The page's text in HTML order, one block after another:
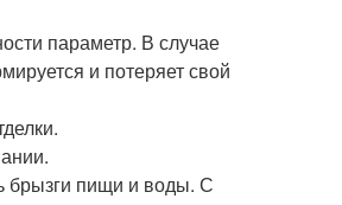
параметр. В случае
и потеряет свой
брызги пищи и воды. С